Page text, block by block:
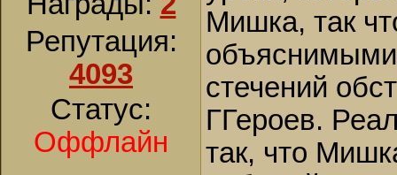
Репутация:
4093
Статус:
Оффлайн
Мишка, так
стечений
ГГероев.
так, что